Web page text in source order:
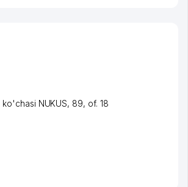
ko'chasi NUKUS, 89, of. 18